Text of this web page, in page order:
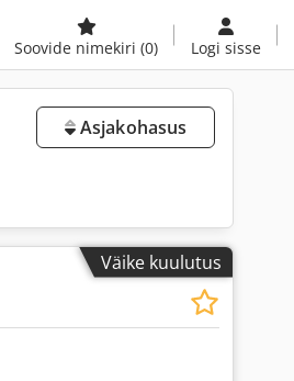
Soovide nimekiri (0) Logi sisse
Asjakohasus
Väike kuulutus